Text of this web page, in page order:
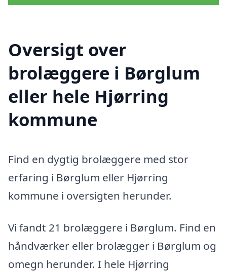
Oversigt over
brolæggere i Børglum
eller hele Hjørring
kommune
Find en dygtig brolæggere med stor
erfaring i Børglum eller Hjørring
kommune i oversigten herunder.
Vi fandt 21 brolæggere i Børglum. Find en
håndværker eller brolægger i Børglum og
omegn herunder. I hele Hjørring